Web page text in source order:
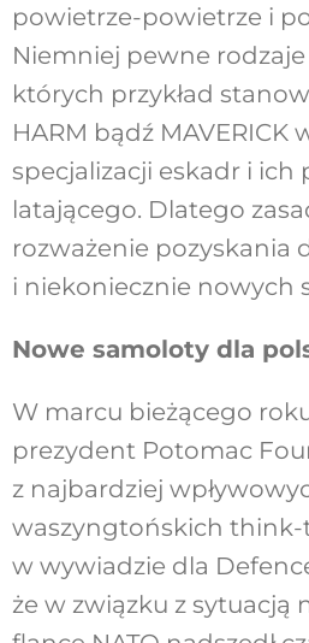
powietrze-powietrze i
Niemniej pewne
których przykład
HARM bądź MAVERICK
specjalizacji eskadr i ich
latającego. Dlatego
rozważenie pozyskania
i niekoniecznie nowych
Nowe samoloty dla
W marcu bieżącego
prezydent Potomac
z najbardziej
waszyngtońskich think-
w wywiadzie dla
że w związku z sytuacją